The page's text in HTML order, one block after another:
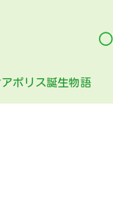
アポリス誕生物語